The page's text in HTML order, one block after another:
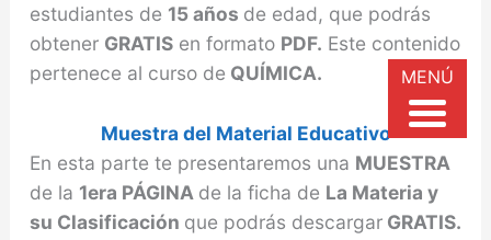
estudiantes de 15 años de edad, que podrás
obtener GRATISen formato PDF. Este contenido
pertenece al curso de QUÍMICA.
Muestra del Material Educativo
En esta parte te presentaremos una MUESTRA
de la 1era PÁGINA de la ficha de La Materia y
su Clasificación que podrás descargarGRATIS.
MENÚ